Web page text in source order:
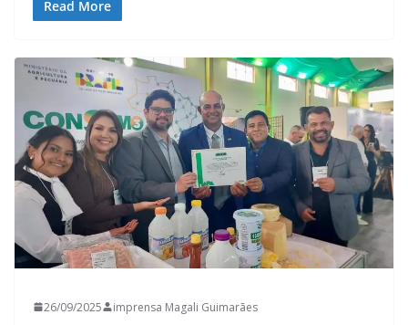
Read More
26/09/2025 imprensa Magali Guimarães